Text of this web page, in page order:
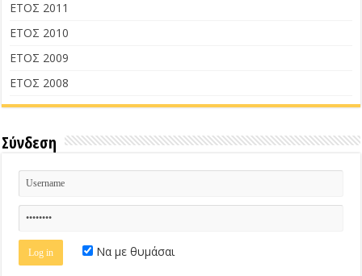
ΕΤΟΣ 2011
ΕΤΟΣ 2010
ΕΤΟΣ 2009
ΕΤΟΣ 2008
Σύνδεση
Να με θυμάσαι